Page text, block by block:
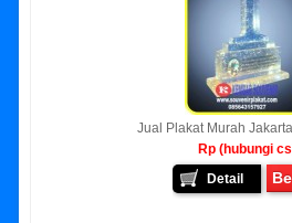
Jual Plakat Murah
Rp (hubungi
Detail